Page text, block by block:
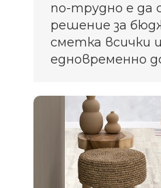
по-трудно е да
решение за
сметка всички
едновременно